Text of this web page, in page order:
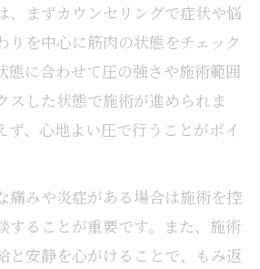
、まずカウンセリングで症状や悩
りを中心に筋肉の状態をチェック
態に合わせて圧の強さや施術範囲
スした状態で施術が進められま
ず、心地よい圧で行うことがポイ
痛みや炎症がある場合は施術を控
することが重要です。また、施術
と安静を心がけることで、もみ返